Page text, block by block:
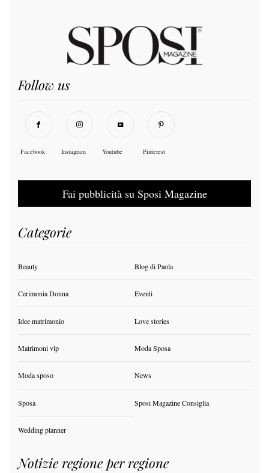
Follow us
Facebook Instagram Youtube Pinterest
Fai pubblicità su Sposi Magazine
Categorie
Beauty Blog di Paola
Cerimonia Donna Eventi
Idee matrimonio Love stories
Matrimoni vip Moda Sposa
Moda sposo News
Sposa Sposi Magazine Consiglia
Wedding planner
Notizie regione per regione